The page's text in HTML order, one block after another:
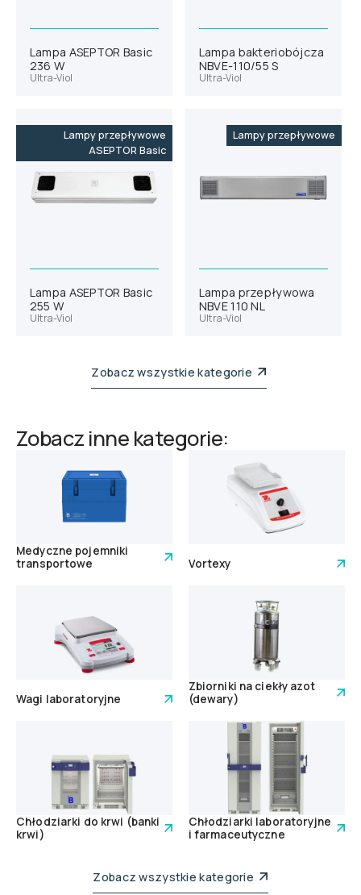
Lampa ASEPTOR Basic
236 W
Ultra-Viol
Lampa bakteriobójcza
NBVE-110/55 S
Ultra-Viol
Lampy przepływowe
ASEPTOR Basic
Lampa ASEPTOR Basic
255 W
Ultra-Viol
Lampy przepływowe
Lampa przepływowa
NBVE 110 NL
Ultra-Viol
Zobacz wszystkie kategorie
Zobacz inne kategorie:
Medyczne pojemniki
transportowe
Vortexy
Wagi laboratoryjne
Zbiorniki na ciekły azot
(dewary)
Chłodziarki do krwi (banki
krwi)
Chłodziarki laboratoryjne
i farmaceutyczne
Zobacz wszystkie kategorie